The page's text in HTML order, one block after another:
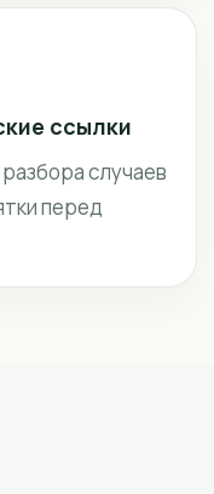
ссылки
случаев
перед